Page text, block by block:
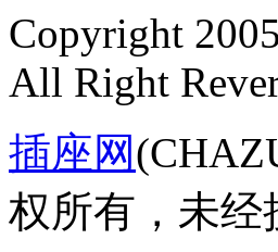
Copyright
All Right
插座网
权所有，未经